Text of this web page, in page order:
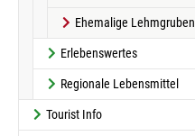
Ehemalige Lehmgruben
Erlebenswertes
Regionale Lebensmittel
Tourist Info